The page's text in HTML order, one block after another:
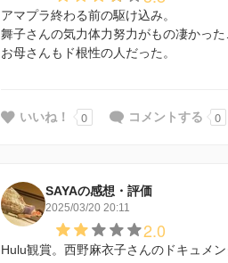
アマプラ終わる前の駆け込み。
舞子さんの気力体力努力がもの凄かっ
お母さんもド根性の人だった。
いいね！ 0 コメントする 0
SAYAの感想・評価
2025/03/20 20:11
2.0
Hulu観賞。西野麻衣子さんのドキュメン